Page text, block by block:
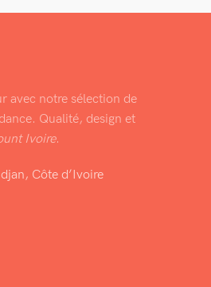
avec notre sélection de
Qualité, design et
Ivoire.
Côte d’Ivoire